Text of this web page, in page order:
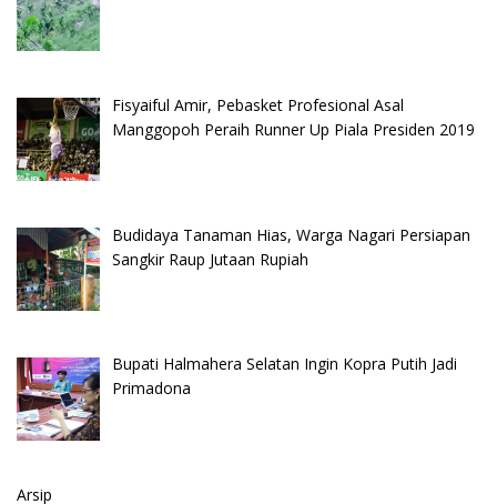
Fisyaiful Amir, Pebasket Profesional Asal
Manggopoh Peraih Runner Up Piala Presiden 2019
Budidaya Tanaman Hias, Warga Nagari Persiapan
Sangkir Raup Jutaan Rupiah
Bupati Halmahera Selatan Ingin Kopra Putih Jadi
Primadona
Arsip